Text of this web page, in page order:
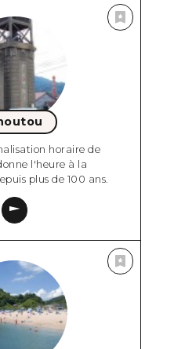
horaire de
l'heure à la
plus de 100 ans.